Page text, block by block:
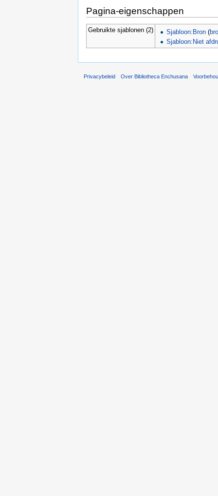
Pagina-eigenschappen
Gebruikte sjablonen (2) Sjabloon:Bron (
Sjabloon:Niet
Privacybeleid Over Bibliotheca Enchusana